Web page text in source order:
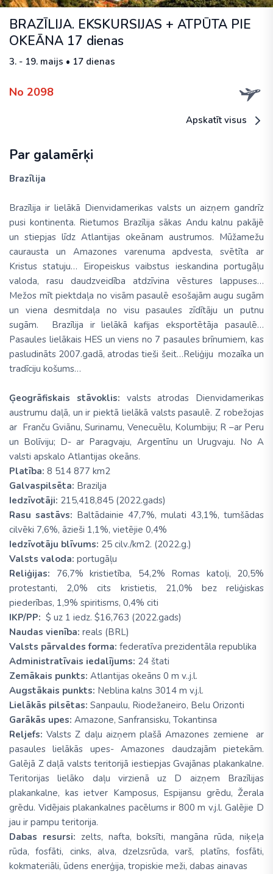
BRAZĪLIJA. EKSKURSIJAS + ATPŪTA PIE
OKEĀNA 17 dienas
3. - 19. maijs • 17 dienas
No 2098
Apskatīt visus
Par galamērķi
Brazīlija
Brazīlija ir lielākā Dienvidamerikas valsts un aizņem gandrīz
pusi kontinenta. Rietumos Brazīlija sākas Andu kalnu pakājē
un stiepjas līdz Atlantijas okeānam austrumos. Mūžamežu
caurausta un Amazones varenuma apdvesta, svētīta ar
Kristus statuju… Eiropeiskus vaibstus ieskandina portugāļu
valoda, rasu daudzveidība atdzīvina vēstures lappuses…
Mežos mīt piektdaļa no visām pasaulē esošajām augu sugām
un viena desmitdaļa no visu pasaules zīdītāju un putnu
sugām. Brazīlija ir lielākā kafijas eksportētāja pasaulē…
Pasaules lielākais HES un viens no 7 pasaules brīnumiem, kas
pasludināts 2007.gadā, atrodas tieši šeit…Reliģiju mozaīka un
tradīciju košums…
Ģeogrāfiskais stāvoklis: valsts atrodas Dienvidamerikas
austrumu daļā, un ir piektā lielākā valsts pasaulē. Z robežojas
ar Franču Gviānu, Surinamu, Venecuēlu, Kolumbiju; R –ar Peru
un Bolīviju; D- ar Paragvaju, Argentīnu un Urugvaju. No A
valsti apskalo Atlantijas okeāns.
Platība: 8 514 877 km2
Galvaspilsēta: Brazilja
Iedzīvotāji: 215,418,845 (2022.gads)
Rasu sastāvs: Baltādainie 47,7%, mulati 43,1%, tumšādas
cilvēki 7,6%, āzieši 1,1%, vietējie 0,4%
Iedzīvotāju blīvums: 25 cilv./km2. (2022.g.)
Valsts valoda: portugāļu
Reliģijas: 76,7% kristietība, 54,2% Romas katoļi, 20,5%
protestanti, 2,0% cits kristietis, 21,0% bez reliģiskas
piederības, 1,9% spiritisms, 0,4% citi
IKP/PP: $ uz 1 iedz. $16,763 (2022.gads)
Naudas vienība: reals (BRL)
Valsts pārvaldes forma: federatīva prezidentāla republika
Administratīvais iedalījums: 24 štati
Zemākais punkts: Atlantijas okeāns 0 m v..j.l.
Augstākais punkts: Neblina kalns 3014 m v.j.l.
Lielākās pilsētas: Sanpaulu, Riodežaneiro, Belu Orizonti
Garākās upes: Amazone, Sanfransisku, Tokantinsa
Reljefs:Valsts Z daļu aizņem plašā Amazones zemiene ar
pasaules lielākās upes- Amazones daudzajām pietekām.
Galējā Z daļā valsts teritorijā iestiepjas Gvajānas plakankalne.
Teritorijas lielāko daļu virzienā uz D aizņem Brazīlijas
plakankalne, kas ietver Kamposus, Espijansu grēdu, Žerala
grēdu. Vidējais plakankalnes pacēlums ir 800 m v.j.l. Galējie D
jau ir pampu teritorija.
Dabas resursi: zelts, nafta, boksīti, mangāna rūda, niķeļa
rūda, fosfāti, cinks, alva, dzelzsrūda, varš, platīns, fosfāti,
kokmateriāli, ūdens enerģija, tropiskie meži, dabas ainavas